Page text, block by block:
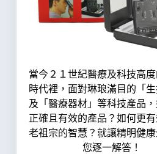
當今２１世紀醫療及科技高
時代裡，面對琳琅滿目的「生
及「醫療器材」等科技產品
正確且有效的產品？如何更有
老祖宗的智慧？就讓精明健
您逐一解答！